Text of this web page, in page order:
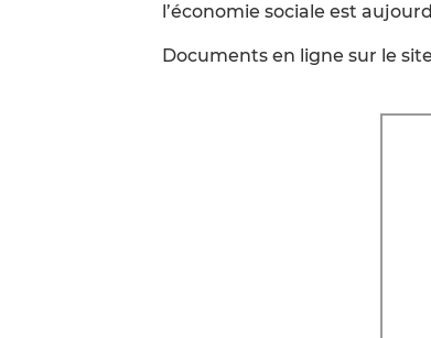
l’économie sociale est
Documents en ligne sur le